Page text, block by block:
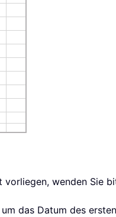
wenden Sie
um das Datum des